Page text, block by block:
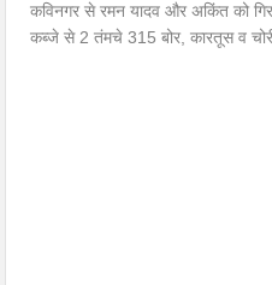
कविनगर से रमन यादव और अकिंत को
कब्जे से 2 तंमचे 315 बोर, कारतूस व